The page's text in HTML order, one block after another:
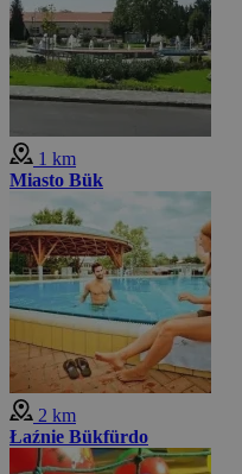
1 km
Miasto Bük
2 km
Łaźnie Bükfürdo